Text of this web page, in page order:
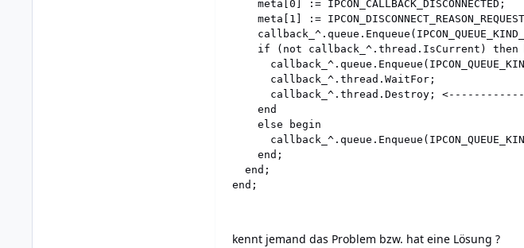
meta[0] := IPCON_CALLBACK_DISCONNECTED;
meta[1] :=
if (not callback_^.thread.IsCurrent) then
callback_^.thread.WaitFor;
callback_^.thread.Destroy;
end
else begin
end;
end;
kennt jemand das Problem bzw. hat eine Lösung ?